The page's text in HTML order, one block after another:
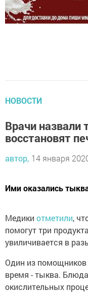
НОВОСТИ
Врачи назвали
восстановят
автор, 14 января
Ими оказались
Медики отметили,
помогут три
увиличивается в
Один из помощников
время - тыква.
окислительных